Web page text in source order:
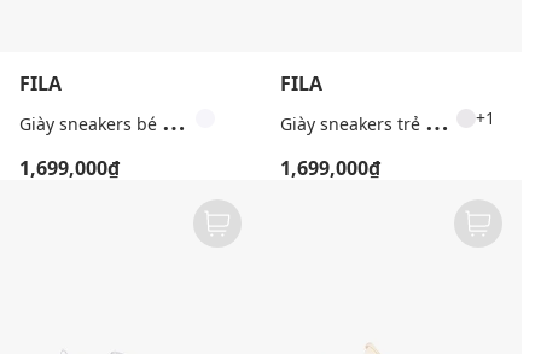
FILA
G
iày sneakers bé gái cổ thấp Ranger Core 26
1,699,000₫
FILA
G
iày sneakers trẻ em cổ thấp Interun MJ +1
1,699,000₫